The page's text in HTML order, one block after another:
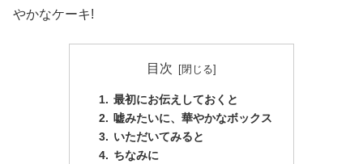
やかなケーキ!
目次
最初にお伝えしておくと
嘘みたいに、華やかなボックス
いただいてみると
ちなみに